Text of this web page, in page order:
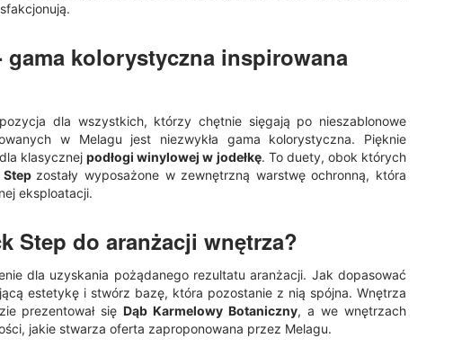
gama kolorystyczna inspirowana
dla wszystkich, którzy chętnie sięgają po nieszablonowe
w Melagu jest niezwykła gama kolorystyczna. Pięknie
klasycznejpodłogi winylowej w jodełkę. To duety, obok których
zostały wyposażone w zewnętrzną warstwę ochronną, która
eksploatacji.
Step do aranżacji wnętrza?
dla uzyskania pożądanego rezultatu aranżacji. Jak dopasować
estetykę i stwórz bazę, która pozostanie z nią spójna. Wnętrza
prezentował sięDąb Karmelowy Botaniczny, a we wnętrzach
jakie stwarza oferta zaproponowana przez Melagu.